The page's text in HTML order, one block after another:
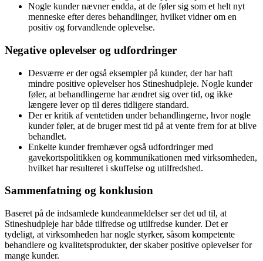
Nogle kunder nævner endda, at de føler sig som et helt nyt
menneske efter deres behandlinger, hvilket vidner om en
positiv og forvandlende oplevelse.
Negative oplevelser og udfordringer
Desværre er der også eksempler på kunder, der har haft
mindre positive oplevelser hos Stineshudpleje. Nogle kunder
føler, at behandlingerne har ændret sig over tid, og ikke
længere lever op til deres tidligere standard.
Der er kritik af ventetiden under behandlingerne, hvor nogle
kunder føler, at de bruger mest tid på at vente frem for at blive
behandlet.
Enkelte kunder fremhæver også udfordringer med
gavekortspolitikken og kommunikationen med virksomheden,
hvilket har resulteret i skuffelse og utilfredshed.
Sammenfatning og konklusion
Baseret på de indsamlede kundeanmeldelser ser det ud til, at
Stineshudpleje har både tilfredse og utilfredse kunder. Det er
tydeligt, at virksomheden har nogle styrker, såsom kompetente
behandlere og kvalitetsprodukter, der skaber positive oplevelser for
mange kunder.